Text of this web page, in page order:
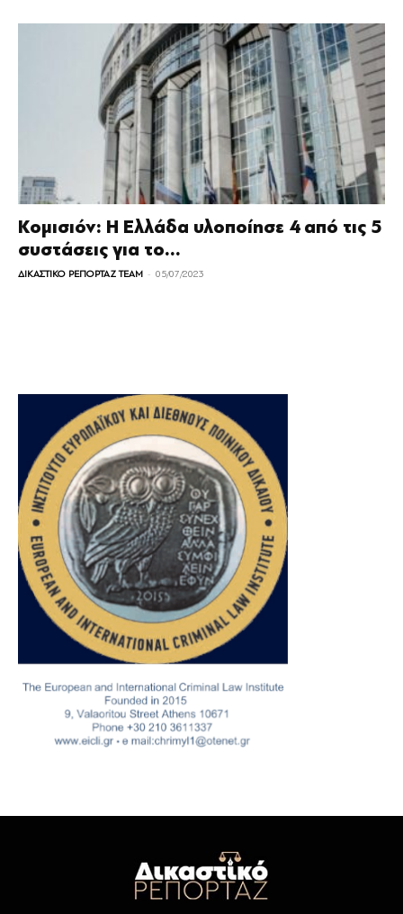
Κομισιόν: Η Ελλάδα υλοποίησε 4 από τις 5
συστάσεις για το...
ΔΙΚΑΣΤΙΚΟ ΡΕΠΟΡΤΑΖ TEAM - 05/07/2023